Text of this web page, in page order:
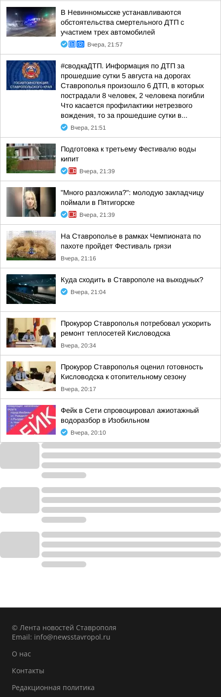
В Невинномысске устанавливаются
обстоятельства смертельного ДТП с
участием трех автомобилей
Вчера, 21:57
#сводкаДТП. Информация по ДТП за
прошедшие сутки 5 августа на дорогах
Ставрополья произошло 6 ДТП, в которых
пострадали 8 человек, 2 человека погибли
Что касается профилактики нетрезвого
вождения, то за прошедшие сутки в...
Вчера, 21:51
Подготовка к третьему Фестивалю воды
кипит
Вчера, 21:39
"Много разложила?": молодую закладчицу
поймали в Пятигорске
Вчера, 21:39
На Ставрополье в рамках Чемпионата по
пахоте пройдет Фестиваль грязи
Вчера, 21:16
Куда сходить в Ставрополе на выходных?
Вчера, 21:04
Прокурор Ставрополья потребовал ускорить
ремонт теплосетей Кисловодска
Вчера, 20:34
Прокурор Ставрополья оценил готовность
Кисловодска к отопительному сезону
Вчера, 20:17
Фейк в Сети спровоцировал ажиотажный
водоразбор в Изобильном
Вчера, 20:10
© Лента новостей Ставрополя
Email: info@newsstavropol.ru
О нас
Контакты
Редакционная политика